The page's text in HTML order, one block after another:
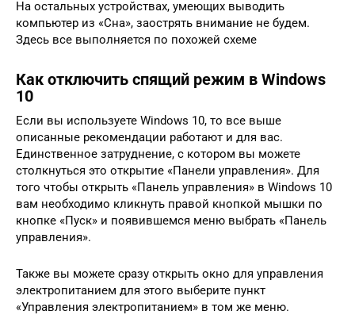
На остальных устройствах, умеющих выводить
компьютер из «Сна», заострять внимание не будем.
Здесь все выполняется по похожей схеме
Как отключить спящий режим в Windows
10
Если вы используете Windows 10, то все выше
описанные рекомендации работают и для вас.
Единственное затруднение, с котором вы можете
столкнуться это открытие «Панели управления». Для
того чтобы открыть «Панель управления» в Windows 10
вам необходимо кликнуть правой кнопкой мышки по
кнопке «Пуск» и появившемся меню выбрать «Панель
управления».
Также вы можете сразу открыть окно для управления
электропитанием для этого выберите пункт
«Управления электропитанием» в том же меню.